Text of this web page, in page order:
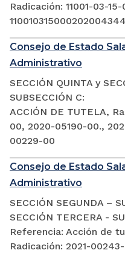
Radicación: 11001-03-
Consejo de Estado
Administrativo
SECCIÓN QUINTA y
SUBSECCIÓN C:
ACCIÓN DE TUTELA,
00, 2020-05190-00.,
00229-00
Consejo de Estado
Administrativo
SECCIÓN SEGUNDA –
SECCIÓN TERCERA -
Referencia: Acción de
Radicación: 2021-